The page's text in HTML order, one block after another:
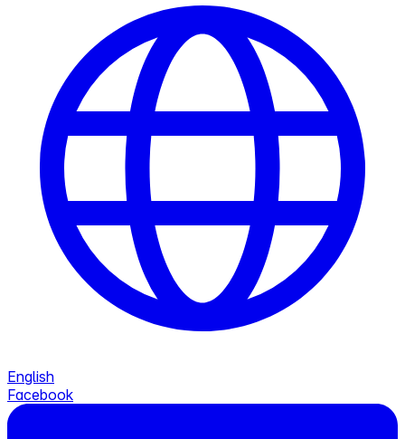
English
Facebook